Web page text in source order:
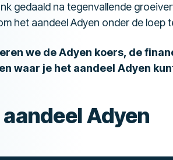
gedaald na tegenvallende
het aandeel Adyen onder de loep
we de Adyen koers, de
waar je het aandeel Adyen
Adyen